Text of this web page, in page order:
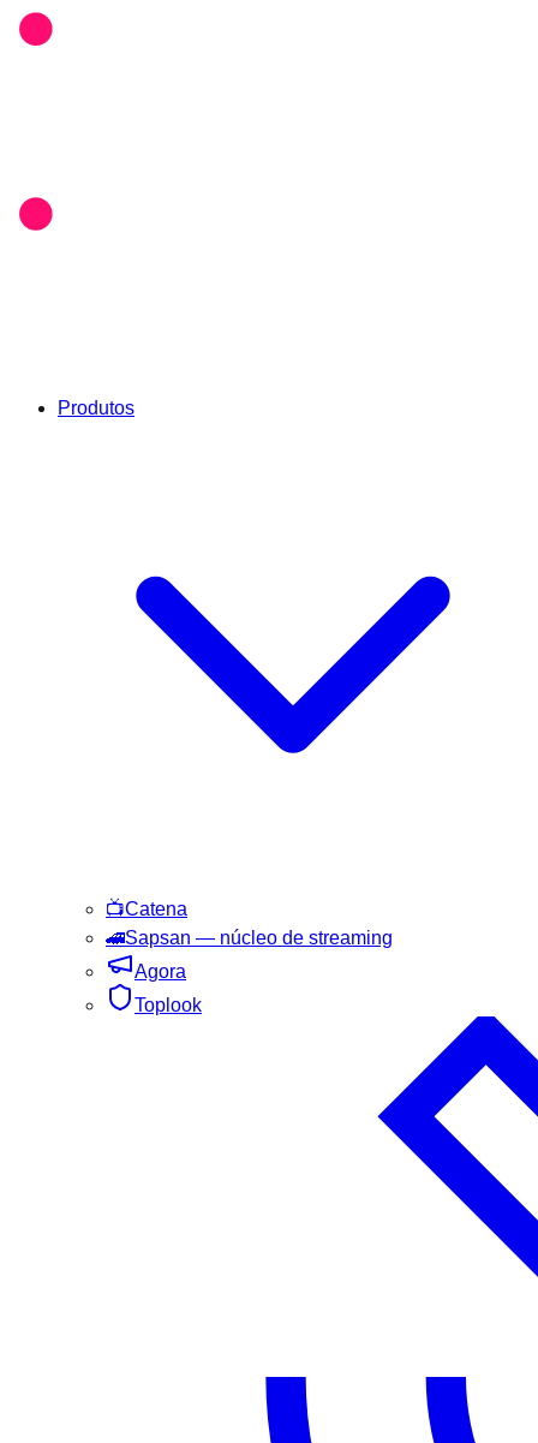
Produtos
📺Catena
🚄Sapsan — núcleo de streaming
Agora
Toplook